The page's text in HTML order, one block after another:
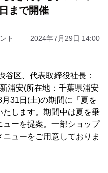
まで開催
ト 2024年7月29日 14:00
谷区、代表取締役社長：
浦安(所在地：千葉県浦安
31日(土)の期間に「夏を
します。期間中は夏を乗
ューを提案。一部ショップ
ューをご用意しておりま